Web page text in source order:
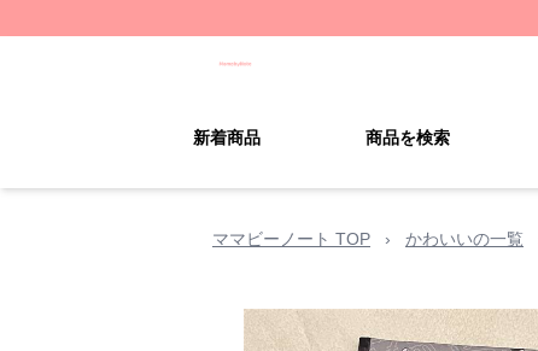
新着商品 商品を検索
ママビーノート TOP › かわいいの一覧